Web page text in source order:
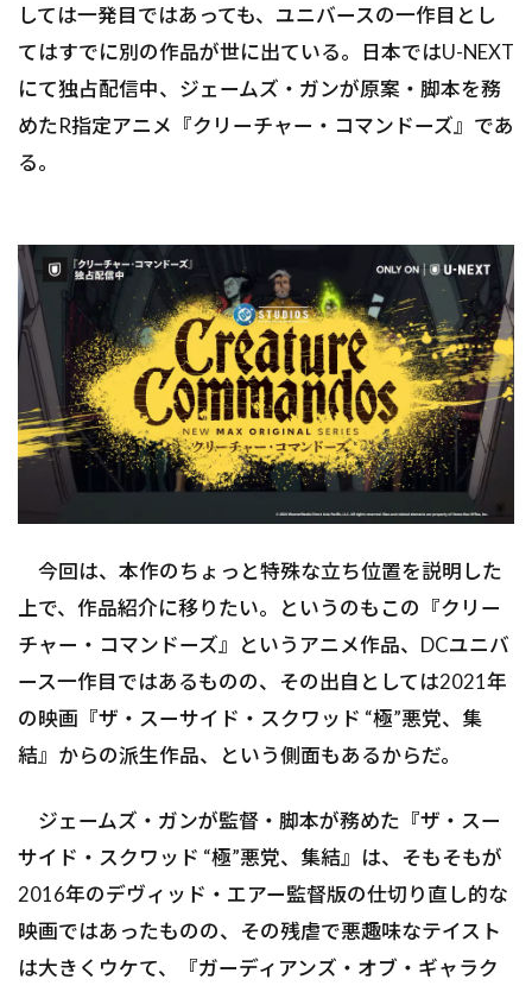
しては一発目ではあっても、ユニバースの一作目とし
てはすでに別の作品が世に出ている。日本ではU-NEXT
にて独占配信中、ジェームズ・ガンが原案・脚本を務
めたR指定アニメ『クリーチャー・コマンドーズ』であ
る。
今回は、本作のちょっと特殊な立ち位置を説明した
上で、作品紹介に移りたい。というのもこの『クリー
チャー・コマンドーズ』というアニメ作品、DCユニバ
ース一作目ではあるものの、その出自としては2021年
の映画『ザ・スーサイド・スクワッド “極”悪党、集
結』からの派生作品、という側面もあるからだ。
ジェームズ・ガンが監督・脚本が務めた『ザ・スー
サイド・スクワッド “極”悪党、集結』は、そもそもが
2016年のデヴィッド・エアー監督版の仕切り直し的な
映画ではあったものの、その残虐で悪趣味なテイスト
は大きくウケて、『ガーディアンズ・オブ・ギャラク